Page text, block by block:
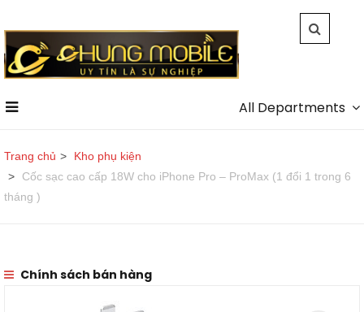
All Departments
Trang chủ
Kho phụ kiện
Cốc sạc cao cấp 18W cho iPhone Pro – ProMax (1 đổi 1 trong 6
tháng )
Chính sách bán hàng